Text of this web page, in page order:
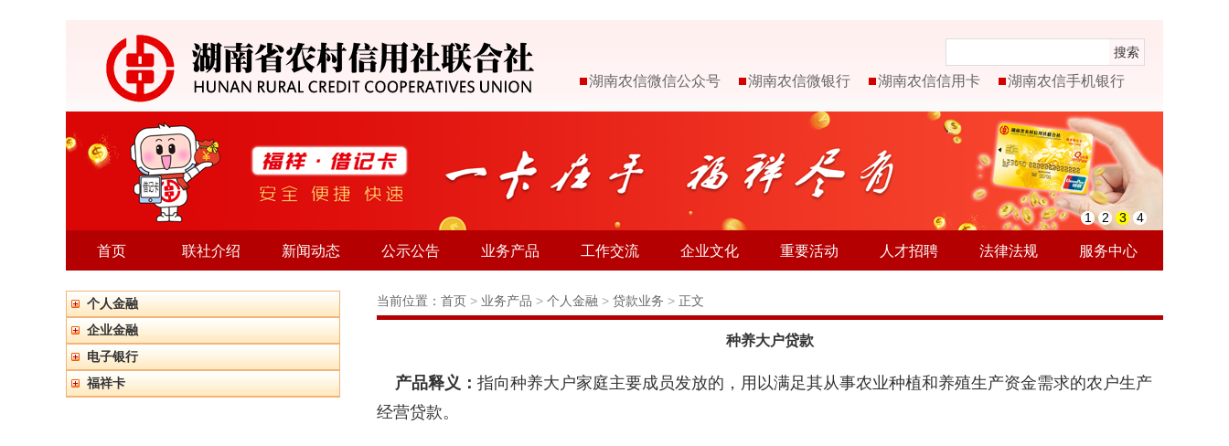
搜索
湖南农信微信公众号 湖南农信微银行 湖南农信信用卡 湖南农信手机银行
1 2 3 4
首页 联社介绍 新闻动态 公示公告 业务产品 工作交流 企业文化 重要活动 人才招聘 法律法规 服务中心
个人金融
企业金融
电子银行
福祥卡
当前位置： 首页 > 业务产品 > 个人金融 > 贷款业务 > 正文
种养大户贷款
产品释义： 指向种养大户家庭主要成员发放的，用以满足其从事农业种植和养殖生产资金需求的农户生产
经营贷款。